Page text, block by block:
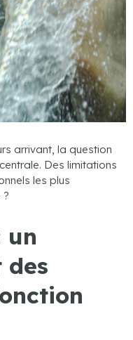
arrivant, la question
Des limitations
les plus
?
un
des